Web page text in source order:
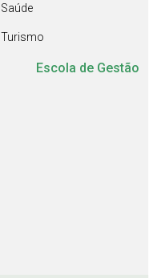
Saúde
Turismo
Escola de Gestão